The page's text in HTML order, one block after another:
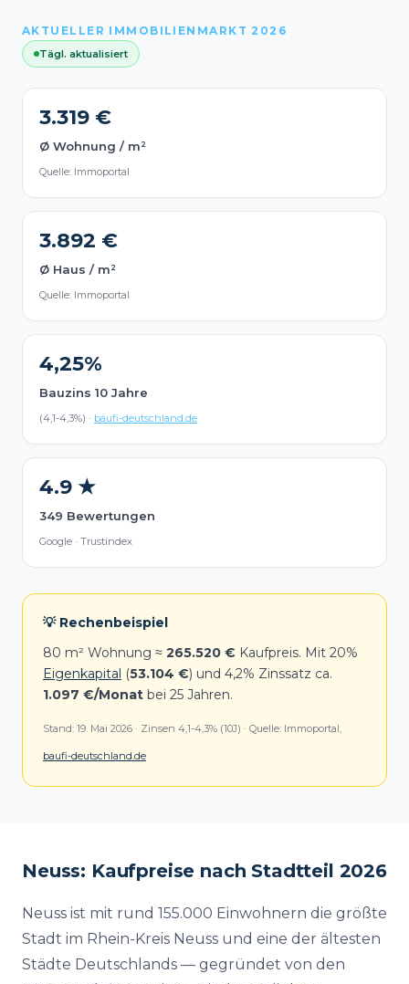
AKTUELLER IMMOBILIENMARKT 2026
Tägl. aktualisiert
3.319 €
Ø Wohnung / m²
Quelle: Immoportal
3.892 €
Ø Haus / m²
Quelle: Immoportal
4,25%
Bauzins 10 Jahre
(4,1-4,3%) · baufi-deutschland.de
4.9 ★
349 Bewertungen
Google · Trustindex
💡 Rechenbeispiel
80 m² Wohnung ≈ 265.520 € Kaufpreis. Mit 20%
Eigenkapital (53.104 €) und 4,2% Zinssatz ca.
1.097 €/Monat bei 25 Jahren.
Stand: 19. Mai 2026 · Zinsen 4,1-4,3% (10J) · Quelle: Immoportal,
baufi-deutschland.de
Neuss: Kaufpreise nach Stadtteil 2026
Neuss ist mit rund 155.000 Einwohnern die größte
Stadt im Rhein-Kreis Neuss und eine der ältesten
Städte Deutschlands — gegründet von den